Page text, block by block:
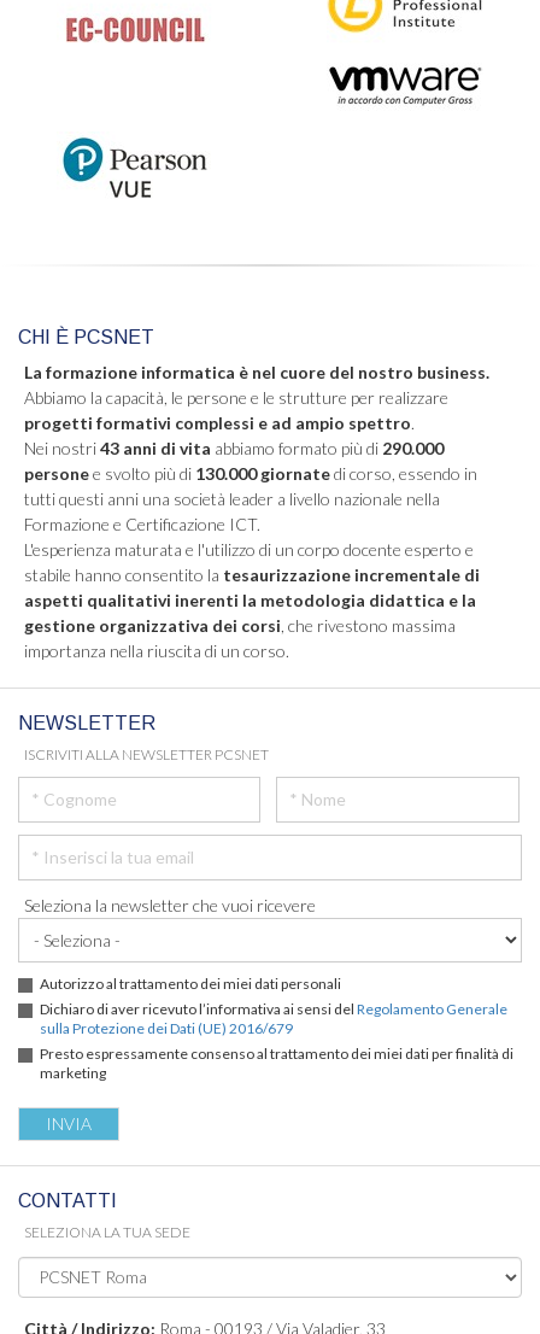
CHI È PCSNET
La formazione informatica è nel cuore del nostro business.
Abbiamo la capacità, le persone e le strutture per realizzare
progetti formativi complessi e ad ampio spettro.
Nei nostri43 anni di vita abbiamo formato più di 290.000
personee svolto più di 130.000 giornatedi corso, essendo in
tutti questi anni una società leader a livello nazionale nella
Formazione e Certificazione ICT.
L'esperienza maturata e l'utilizzo di un corpo docente esperto e
stabile hanno consentito la tesaurizzazione incrementale di
aspetti qualitativi inerenti la metodologia didattica e la
gestione organizzativa dei corsi , che rivestono massima
importanza nella riuscita di un corso.
NEWSLETTER
ISCRIVITI ALLA NEWSLETTER PCSNET
Seleziona la newsletter che vuoi ricevere
Autorizzo al trattamento dei miei dati personali
Dichiaro di aver ricevuto l’informativa ai sensi del Regolamento Generale
sulla Protezione dei Dati (UE) 2016/679
Presto espressamente consenso al trattamento dei miei dati per finalità di
marketing
CONTATTI
SELEZIONA LA TUA SEDE
Città / Indirizzo: Roma - 00193 / Via Valadier, 33